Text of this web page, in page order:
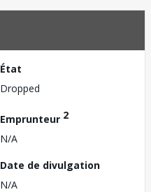
État
Dropped
Emprunteur 2
N/A
Date de divulgation
N/A